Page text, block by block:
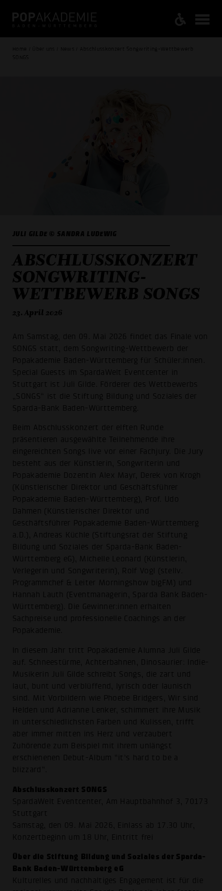
Home / Über uns / News / Abschlusskonzert Songwriting-Wettbewerb
SONGS
JULI GILDE © SANDRA LUDEWIG
ABSCHLUSSKONZERT
SONGWRITING-
WETTBEWERB SONGS
23. April 2026
Am Samstag, den 09. Mai 2026 findet das Finale von
SONGS statt, dem Songwriting-Wettbewerb der
Popakademie Baden-Württemberg für Schüler:innen.
Special Guests im SpardaWelt Eventcenter in
Stuttgart ist Juli Gilde. Förderer des Wettbewerbs
„SONGS“ ist die Stiftung Bildung und Soziales der
Sparda-Bank Baden-Württemberg.
Beim Abschlusskonzert der elften Runde
präsentieren ausgewählte Teilnehmende ihre
eingereichten Songs live vor einer Fachjury. Die Jury
besteht aus der Künstlerin, Songwriterin und
Popakademie Dozentin Alex Mayr, Derek von Krogh
(Künstlerischer Direktor und Geschäftsführer
Popakademie Baden-Württemberg), Prof. Udo
Dahmen (Künstlerischer Direktor und
Geschäftsführer Popakademie Baden-Württemberg
a.D.), Andreas Küchle (Stiftungsrat der Stiftung
Bildung und Soziales der Sparda-Bank Baden-
Württemberg eG), Michelle Leonard (Künstlerin,
Verlegerin und Songwriterin), Rolf Vogl (stellv.
Programmchef & Leiter Morningshow bigFM) und
Hannah Lauth (Eventmanagerin, Sparda Bank Baden-
Württemberg). Die Gewinner:innen erhalten
Sachpreise und professionelle Coachings an der
Popakademie.
In diesem Jahr tritt Popakademie Alumna Juli Gilde
auf. Schneestürme, Achterbahnen, Dinosaurier: Indie-
Musikerin Juli Gilde schreibt Songs, die zart und
laut, bunt und verblüffend, lyrisch oder launisch
sind. Mit Vorbildern wie Phoebe Bridgers, Wir sind
Helden und Adrianne Lenker, schimmert ihre Musik
in unterschiedlichsten Farben und Kulissen, trifft
aber immer mitten ins Herz und verzaubert
Zuhörende zum Beispiel mit ihrem unlängst
erschienenen Debut-Album “it’s hard to be a
blizzard”.
Abschlusskonzert SONGS
SpardaWelt Eventcenter, Am Hauptbahnhof 3, 70173
Stuttgart
Samstag, den 09. Mai 2026, Einlass ab 17.30 Uhr,
Konzertbeginn um 18 Uhr, Eintritt frei
Über die Stiftung Bildung und Soziales der Sparda-
Bank Baden-Württemberg eG
Kulturelles und nachhaltiges Engagement ist für die